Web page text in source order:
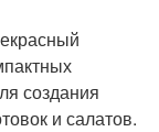
создания
и салатов.